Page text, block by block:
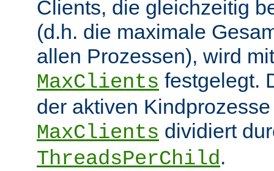
Clients, die gleichzeitig
(d.h. die maximale
allen Prozessen), wird
MaxClients festgelegt.
der aktiven
MaxClients dividiert
ThreadsPerChild.